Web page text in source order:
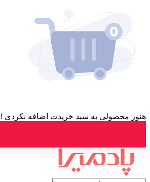
هنوز محصولی به سبد خریدت اضافه نکردی !